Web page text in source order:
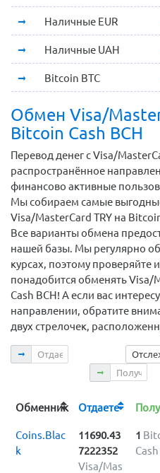
Наличные EUR
Наличные UAH
Bitcoin BTC
Обмен Visa/
Bitcoin Cash BCH
Перевод денег с Visa/
распространённое
финансово активные
Мы собираем самые
Visa/MasterCard TRY на
Все варианты обмена
нашей базы. Мы регулярно
курсах, поэтому проверяйте
понадобится обменять Visa/
Cash BCH! А если вас
направлении, обратите
двух стрелочек,
Отдаете
Получаете
Обменник Отдаете
Coins.Blac
k
11690.43
7222352
Visa/Mas
1